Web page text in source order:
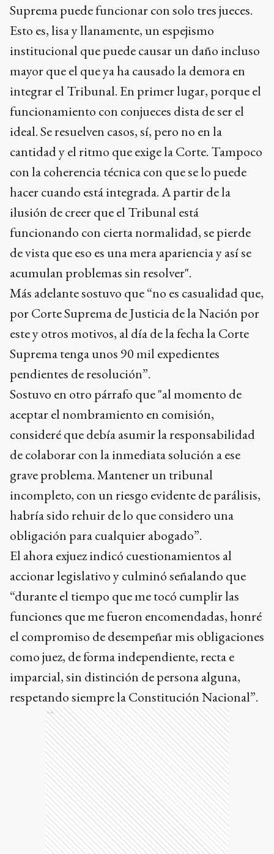
Suprema puede funcionar con solo tres jueces.
Esto es, lisa y llanamente, un espejismo
institucional que puede causar un daño incluso
mayor que el que ya ha causado la demora en
integrar el Tribunal. En primer lugar, porque el
funcionamiento con conjueces dista de ser el
ideal. Se resuelven casos, sí, pero no en la
cantidad y el ritmo que exige la Corte. Tampoco
con la coherencia técnica con que se lo puede
hacer cuando está integrada. A partir de la
ilusión de creer que el Tribunal está
funcionando con cierta normalidad, se pierde
de vista que eso es una mera apariencia y así se
acumulan problemas sin resolver".
Más adelante sostuvo que “no es casualidad que,
por Corte Suprema de Justicia de la Nación por
este y otros motivos, al día de la fecha la Corte
Suprema tenga unos 90 mil expedientes
pendientes de resolución”.
Sostuvo en otro párrafo que "al momento de
aceptar el nombramiento en comisión,
consideré que debía asumir la responsabilidad
de colaborar con la inmediata solución a ese
grave problema. Mantener un tribunal
incompleto, con un riesgo evidente de parálisis,
habría sido rehuir de lo que considero una
obligación para cualquier abogado”.
El ahora exjuez indicó cuestionamientos al
accionar legislativo y culminó señalando que
“durante el tiempo que me tocó cumplir las
funciones que me fueron encomendadas, honré
el compromiso de desempeñar mis obligaciones
como juez, de forma independiente, recta e
imparcial, sin distinción de persona alguna,
respetando siempre la Constitución Nacional”.
Ads